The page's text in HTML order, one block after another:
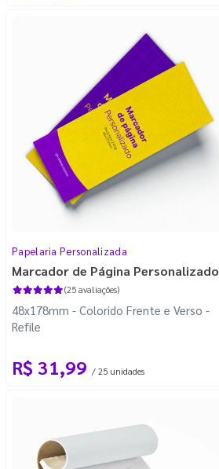
Papelaria Personalizada
Marcador de Página Personalizado
(25 avaliações)
48x178mm - Colorido Frente e Verso -
Refile
R$ 31,99 / 25 unidades